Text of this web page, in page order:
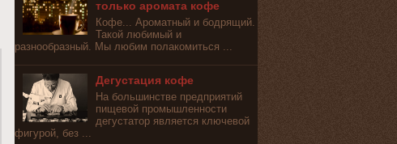
только аромата кофе
Кофе... Ароматный и бодрящий.
Такой любимый и
разнообразный. Мы любим полакомиться ...
Дегустация кофе
На большинстве предприятий
пищевой промышленности
дегустатор является ключевой
фигурой, без ...